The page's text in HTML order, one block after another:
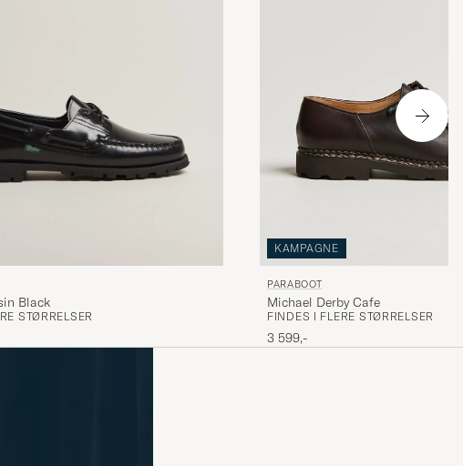
Black
STØRRELSER
KAMPAGNE
PARABOOT
Michael Derby Cafe
FINDES I FLERE STØRRELSER
3 599,-